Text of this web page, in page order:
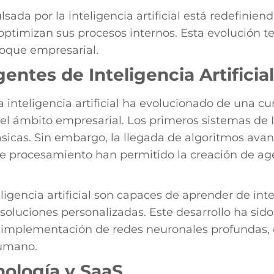
por la inteligencia artificial está
sus procesos internos. Esta evolución
empresarial.
de Inteligencia Artificial
inteligencia artificial ha evolucionado de una
ámbito empresarial. Los primeros sistemas de
Sin embargo, la llegada de algoritmos
procesamiento han permitido la creación de
artificial son capaces de aprender de
personalizadas. Este desarrollo ha
de redes neuronales